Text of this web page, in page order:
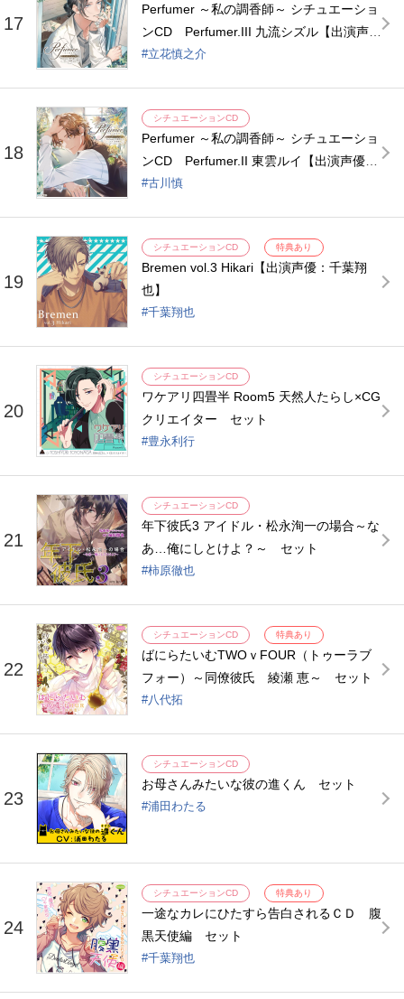
17
Perfumer ～私の調香師～ シチュエーショ
ンCD Perfumer.III 九流シズル【出演声
優：立花慎之介】
立花慎之介
18
シチュエーションCD
Perfumer ～私の調香師～ シチュエーショ
ンCD Perfumer.II 東雲ルイ【出演声優：
古川慎】
古川慎
19
シチュエーションCD 特典あり
Bremen vol.3 Hikari【出演声優：千葉翔
也】
千葉翔也
20
シチュエーションCD
ワケアリ四畳半 Room5 天然人たらし×CG
クリエイター セット
豊永利行
21
シチュエーションCD
年下彼氏3 アイドル・松永洵一の場合～な
あ…俺にしとけよ？～ セット
柿原徹也
22
シチュエーションCD 特典あり
ばにらたいむTWOｖFOUR（トゥーラブ
フォー）～同僚彼氏 綾瀬 恵～ セット
八代拓
23
シチュエーションCD
お母さんみたいな彼の進くん セット
浦田わたる
24
シチュエーションCD 特典あり
一途なカレにひたすら告白されるＣＤ 腹
黒天使編 セット
千葉翔也